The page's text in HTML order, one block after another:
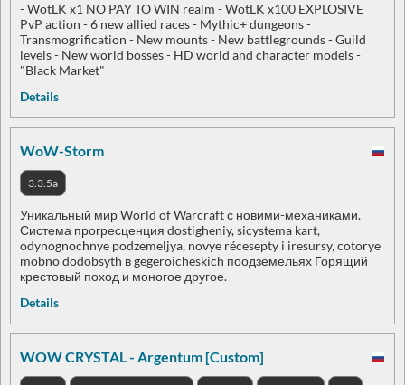
- WotLK x1 NO PAY TO WIN realm - WotLK x100 EXPLOSIVE
PvP action - 6 new allied races - Mythic+ dungeons -
Transmogrification - New mounts - New battlegrounds - Guild
levels - New world bosses - HD world and character models -
"Black Market"
Details
WoW-Storm
3.3.5a
Уникальный мир World of Warcraft с новими-механиками.
Система прогресценция dostigheniy, sicystema kart,
odynognochnye podzemeljya, novye récesepty i iresursy, cotorye
mobno dodobsyth в gegeroicheskich поодземельях Горящий
крестовый поход и моногое другое.
Details
WOW CRYSTAL - Argentum [Custom]